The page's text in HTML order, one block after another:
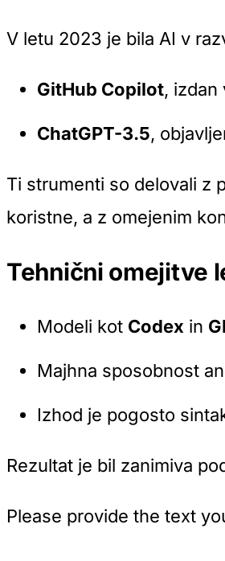
V letu 2023 je bila AI v
GitHub Copilot, izdan
ChatGPT-3.5,
Ti strumenti so delovali z
koristne, a z omejenim
Tehnični omejitve
Modeli kot Codex in
Majhna sposobnost
Izhod je pogosto
Rezultat je bil zanimiva
Please provide the text